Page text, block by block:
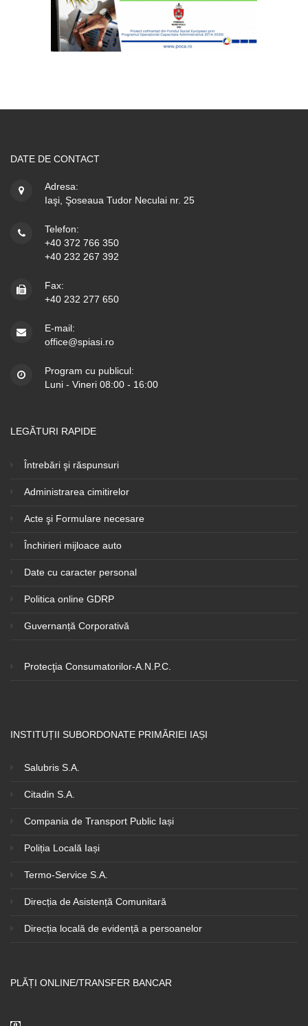
DATE DE CONTACT
Adresa:
Iaşi, Şoseaua Tudor Neculai nr. 25
Telefon:
+40 372 766 350
+40 232 267 392
Fax:
+40 232 277 650
E-mail:
office@spiasi.ro
Program cu publicul:
Luni - Vineri 08:00 - 16:00
LEGĂTURI RAPIDE
Întrebări şi răspunsuri
Administrarea cimitirelor
Acte şi Formulare necesare
Închirieri mijloace auto
Date cu caracter personal
Politica online GDRP
Guvernanță Corporativă
Protecţia Consumatorilor-A.N.P.C.
INSTITUȚII SUBORDONATE PRIMĂRIEI IAȘI
Salubris S.A.
Citadin S.A.
Compania de Transport Public Iași
Poliția Locală Iași
Termo-Service S.A.
Direcția de Asistență Comunitară
Direcția locală de evidență a persoanelor
PLĂȚI ONLINE/TRANSFER BANCAR